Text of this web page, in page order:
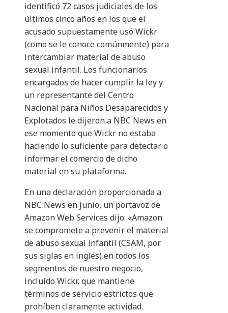
identificó 72 casos judiciales de los
últimos cinco años en los que el
acusado supuestamente usó Wickr
(como se le conoce comúnmente) para
intercambiar material de abuso
sexual infantil. Los funcionarios
encargados de hacer cumplir la ley y
un representante del Centro
Nacional para Niños Desaparecidos y
Explotados le dijeron a NBC News en
ese momento que Wickr no estaba
haciendo lo suficiente para detectar o
informar el comercio de dicho
material en su plataforma.
En una declaración proporcionada a
NBC News en junio, un portavoz de
Amazon Web Services dijo: «Amazon
se compromete a prevenir el material
de abuso sexual infantil (CSAM, por
sus siglas en inglés) en todos los
segmentos de nuestro negocio,
incluido Wickr, que mantiene
términos de servicio estrictos que
prohíben claramente actividad.